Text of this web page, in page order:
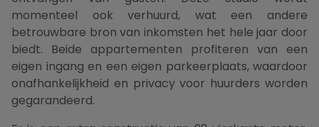
momenteel ook verhuurd, wat een andere
betrouwbare bron van inkomsten het hele jaar door
biedt. Beide appartementen profiteren van een
eigen ingang en een eigen parkeerplaats, waardoor
onafhankelijkheid en privacy voor huurders worden
gegarandeerd.